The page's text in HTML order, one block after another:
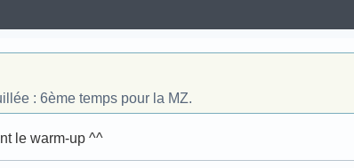
: 6ème temps pour la MZ.
le warm-up ^^